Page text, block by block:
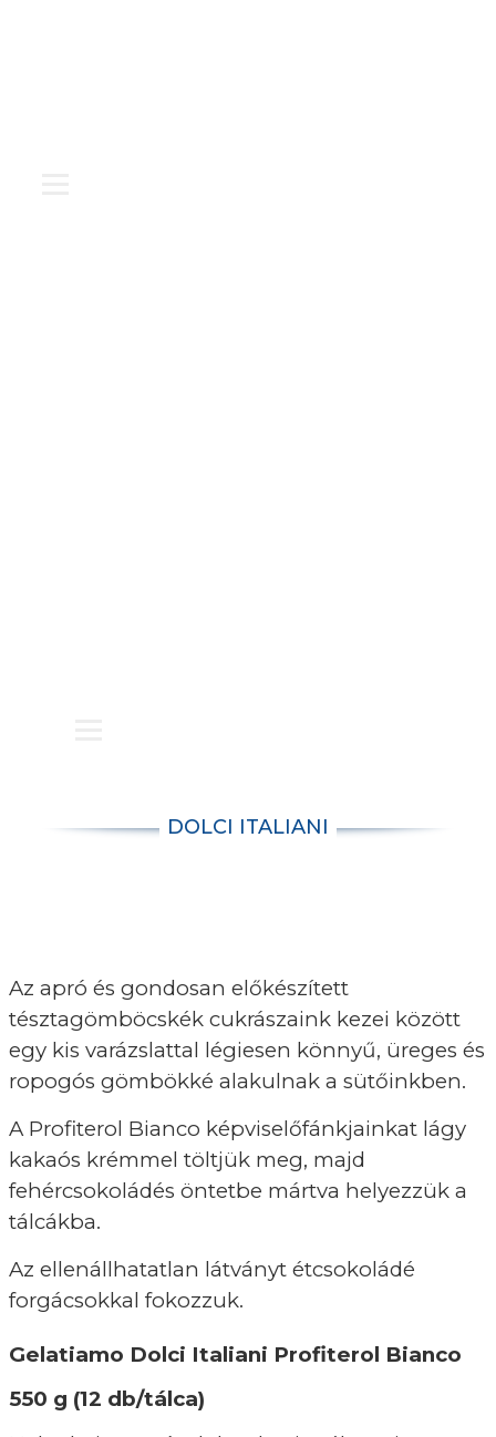
DOLCI ITALIANI
Az apró és gondosan előkészített
tésztagömböcskék cukrászaink kezei között
egy kis varázslattal légiesen könnyű, üreges és
ropogós gömbökké alakulnak a sütőinkben.
A Profiterol Bianco képviselőfánkjainkat lágy
kakaós krémmel töltjük meg, majd
fehércsokoládés öntetbe mártva helyezzük a
tálcákba.
Az ellenállhatatlan látványt étcsokoládé
forgácsokkal fokozzuk.
Gelatiamo Dolci Italiani Profiterol Bianco
550 g (12 db/tálca)